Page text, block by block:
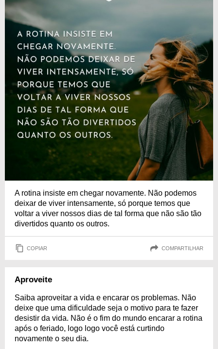
A rotina insiste em chegar novamente. Não podemos
deixar de viver intensamente, só porque temos que
voltar a viver nossos dias de tal forma que não são tão
divertidos quanto os outros.
COPIAR COMPARTILHAR
Aproveite
Saiba aproveitar a vida e encarar os problemas. Não
deixe que uma dificuldade seja o motivo para te fazer
desistir da vida. Não é o fim do mundo encarar a rotina
após o feriado, logo logo você está curtindo
novamente o seu dia.